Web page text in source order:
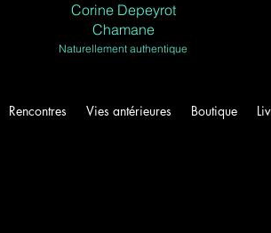
Corine Depeyrot
Chamane
Naturellement authentique
Rencontres Vies antérieures Boutique